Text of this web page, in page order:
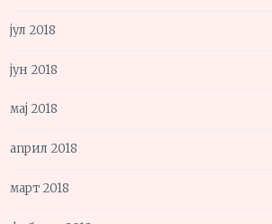
јул 2018
јун 2018
мај 2018
април 2018
март 2018